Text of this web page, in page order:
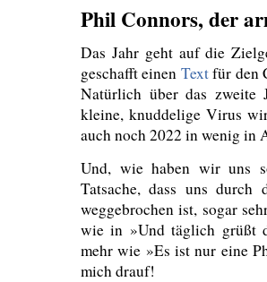
Phil Connors, der
Das Jahr geht auf die
geschafft einen Textfür den
Natürlich über das zweite
kleine, knuddelige Virus
auch noch 2022 in wenig in
Und, wie haben wir uns
Tatsache, dass uns durch
weggebrochen ist, sogar
wie in »Und täglich grüßt
mehr wie »Es ist nur eine
mich drauf!